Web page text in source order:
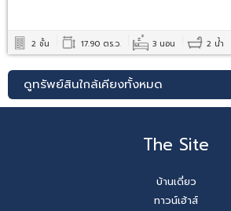
2 ชั้น 17.90 ตร.ว. 3 นอน 2 น้ำ
ดูทรัพย์สินใกล้เคียงทั้งหมด
The Site
บ้านเดี่ยว
ทาวน์เฮ้าส์